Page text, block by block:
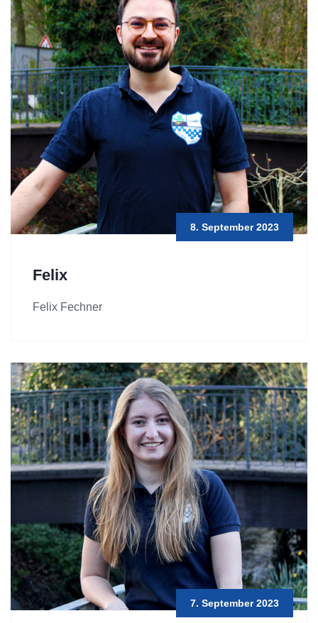
8. September 2023
Felix
Felix Fechner
7. September 2023